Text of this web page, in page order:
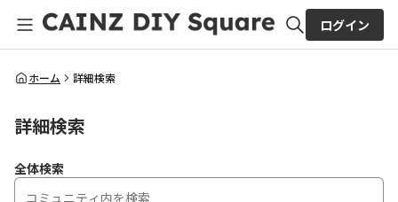
全体検索
ログイン
ホーム 詳細検索
詳細検索
全体検索